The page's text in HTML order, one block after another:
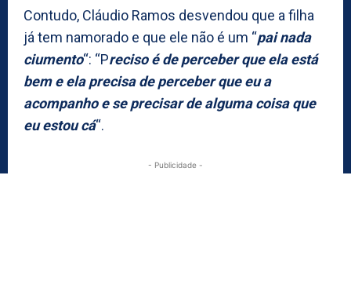
Contudo, Cláudio Ramos desvendou que a filha
já tem namorado e que ele não é um “pai nada
ciumento“: “Preciso é de perceber que ela está
bem e ela precisa de perceber que eu a
acompanho e se precisar de alguma coisa que
eu estou cá“.
- Publicidade -